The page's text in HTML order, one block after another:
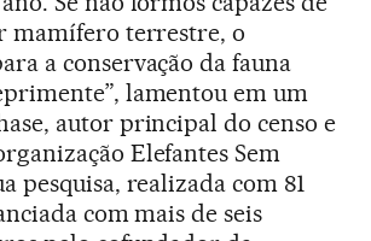
mamífero terrestre, o
a conservação da fauna
lamentou em um
autor principal do censo e
Elefantes Sem
pesquisa, realizada com 81
com mais de seis